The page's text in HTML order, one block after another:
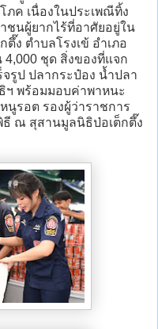
ภค เนื่องในประเพณีทิ้ง
ชนผู้ยากไร้ที่อาศัยอยู่ใน
ง ตำบลโรงเข้ อำเภอ
ชุด สิ่งของที่แจก
รูป ปลากระป๋อง น้ำปลา
ฯ พร้อมมอบค่าพาหนะ
นูรอต รองผู้ว่าราชการ
ธี ณ สุสานมูลนิธิป่อเต็กตึ๊ง